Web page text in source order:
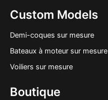
Custom Models
Demi-coques sur mesure
Bateaux à moteur sur mesure
Voiliers sur mesure
Boutique